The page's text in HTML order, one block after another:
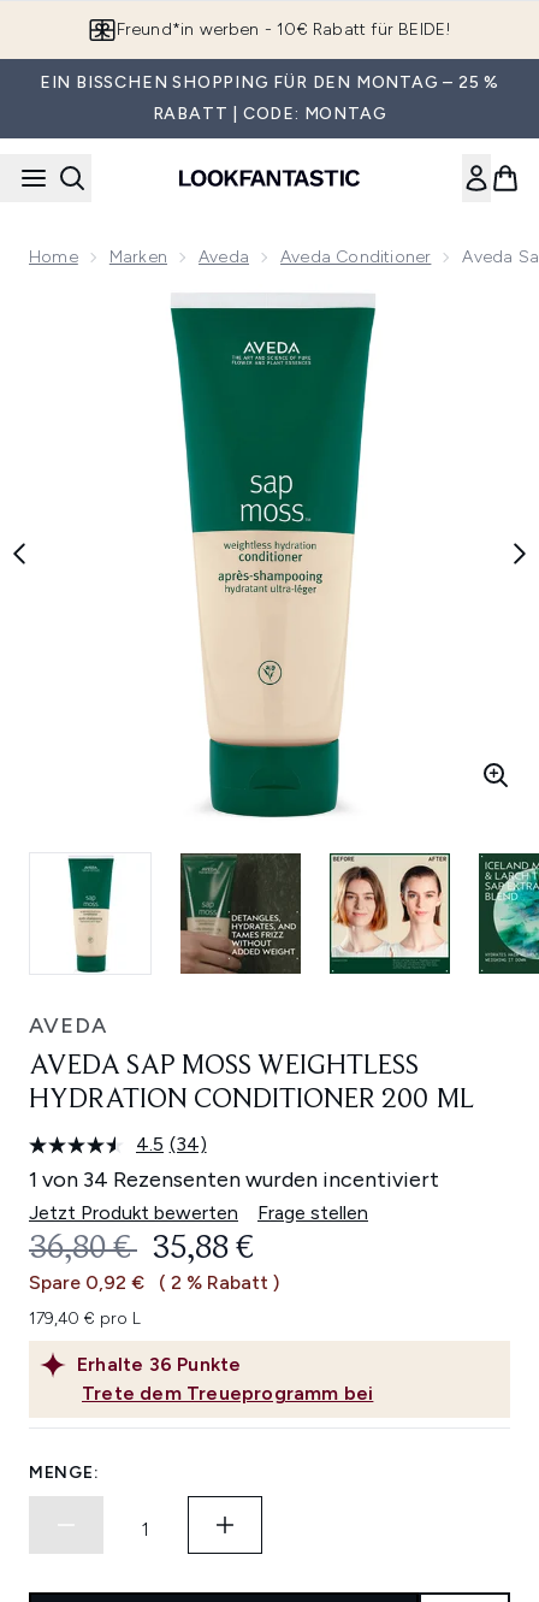
App downloaden & Extra-Rabatte erhalten*
EIN BISSCHEN SHOPPING FÜR DEN MONTAG – 25 %
RABATT | CODE: MONTAG
Home Marken Aveda Aveda Conditioner Aveda
Now showing image 1 Aveda Sap Moss Weightless
AVEDA
AVEDA SAP MOSS WEIGHTLESS
HYDRATION CONDITIONER 200 ML
4.5 34
Bewertungen
lesen.
Link
auf
derselben
Seite.
(34)
1 von 34 Rezensenten wurden incentiviert
Jetzt Produkt bewerten Frage stellen
Erhalte 36 Punkte
Trete dem Treueprogramm bei
UNVERBINDLICHE
36,80 € AKTUELLER PREIS:
35,88 €
Spare 0,92 € ( 2 % Rabatt )
179,40 € pro L
MENGE: